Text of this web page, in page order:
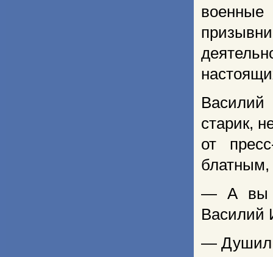
военные
старик,
от
блатным,
— А вы
Василий
— Душил,